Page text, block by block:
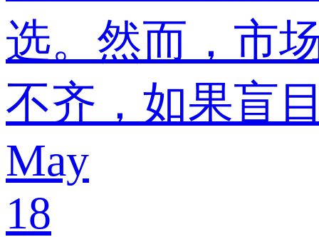
选。然而，市
不齐，如果盲
May
18